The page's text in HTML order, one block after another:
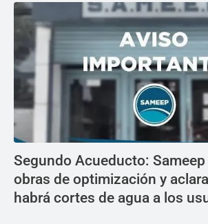
Segundo Acueducto:
obras de optimización y
habrá cortes de agua a los